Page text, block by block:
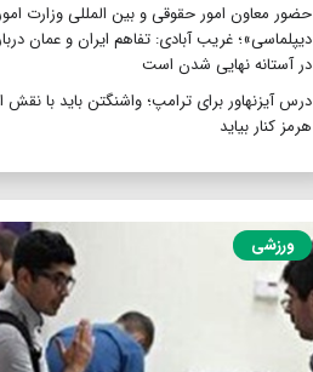
حضور معاون امور حقوقی و بین المللی وزارت
دیپلماسی»؛ غریب آبادی: تفاهم ایران و عمان
در آستانه نهایی شدن است
درس آیزنهاور برای ترامپ؛ واشنگتن باید با نقش
هرمز کنار بیاید
ورزشی